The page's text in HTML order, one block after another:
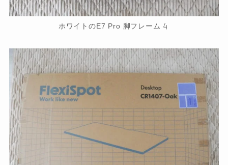
ホワイトのE7 Pro 脚フレーム